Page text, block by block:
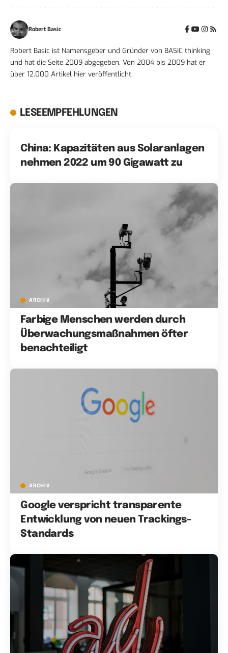
Robert Basic
Robert Basic ist Namensgeber und Gründer von BASIC thinking
und hat die Seite 2009 abgegeben. Von 2004 bis 2009 hat er
über 12.000 Artikel hier veröffentlicht.
LESEEMPFEHLUNGEN
China: Kapazitäten aus Solaranlagen
nehmen 2022 um 90 Gigawatt zu
ARCHIV
Farbige Menschen werden durch
Überwachungsmaßnahmen öfter
benachteiligt
ARCHIV
Google verspricht transparente
Entwicklung von neuen Trackings-
Standards